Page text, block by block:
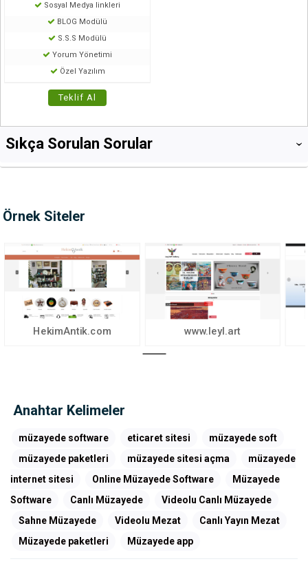
Sosyal Medya linkleri
BLOG Modülü
S.S.S Modülü
Yorum Yönetimi
Özel Yazılım
Teklif Al
Sıkça Sorulan Sorular ‹
Örnek Siteler
HekimAntik.com www.leyl.art
Anahtar Kelimeler
müzayede software eticaret sitesi
müzayede soft
müzayede paketleri
müzayede sitesi açma
müzayede
internet sitesi
Online Müzayede Software
Müzayede
Software
Canlı Müzayede
Videolu Canlı Müzayede
Sahne Müzayede
Videolu Mezat
Canlı Yayın Mezat
Müzayede paketleri
Müzayede app